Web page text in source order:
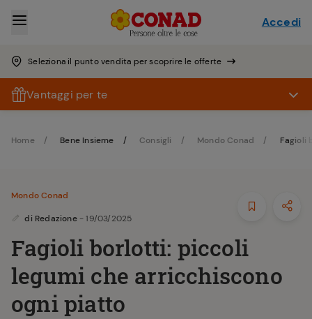
Seleziona il punto vendita per scoprire le offerte
Accedi
Vantaggi per te
Home Bene Insieme Consigli Mondo Conad Fagioli
Mondo Conad
di Redazione - 19/03/2025
Fagioli borlotti: piccoli
legumi che arricchiscono
ogni piatto